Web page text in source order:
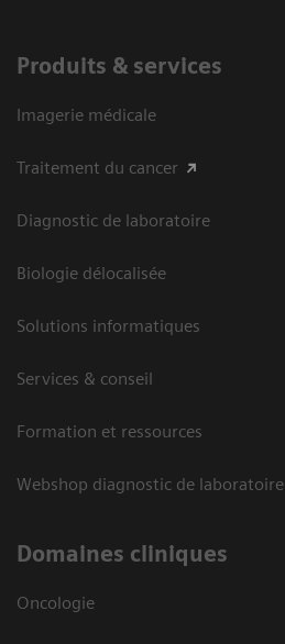
Produits & services
Imagerie médicale
Traitement du cancer
Diagnostic de laboratoire
Biologie délocalisée
Solutions informatiques
Services & conseil
Formation et ressources
Webshop diagnostic de laboratoire
Domaines cliniques
Oncologie